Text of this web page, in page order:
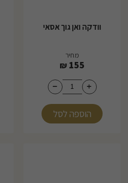
וודקה ואן גוך אסאי
מחיר
155
₪
הוספה לסל